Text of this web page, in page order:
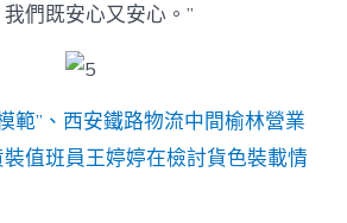
們既安心又安心。”
範”、西安鐵路物流中間榆林營業
值班員王婷婷在檢討貨色裝載情